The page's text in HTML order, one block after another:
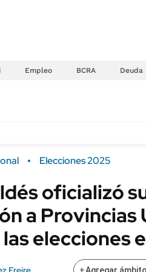
Empleo BCRA Deuda
Sustentabilidad
Seguros
POLÍTICA
Elecciones 2025
oficializó
a Provincias
elecciones